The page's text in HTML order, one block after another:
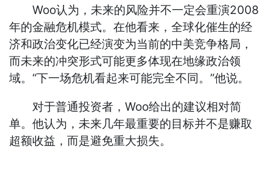
Woo认为，未来的风险并不一定会重演2008
年的金融危机模式。在他看来，全球化催生的经
济和政治变化已经演变为当前的中美竞争格局，
而未来的冲突形式可能更多体现在地缘政治领
域。“下一场危机看起来可能完全不同。”他说。
对于普通投资者，Woo给出的建议相对简
单。他认为，未来几年最重要的目标并不是赚取
超额收益，而是避免重大损失。